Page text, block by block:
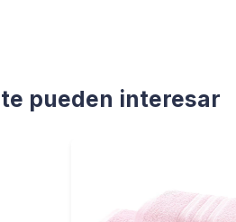
pueden interesar